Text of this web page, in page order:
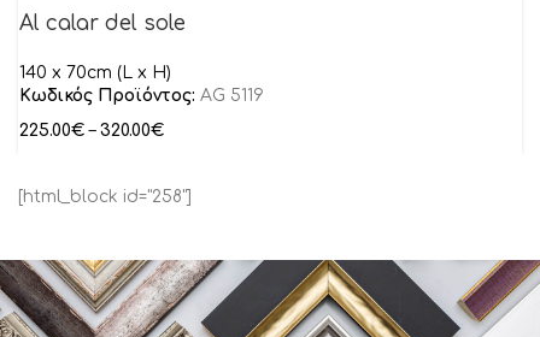
Al calar del sole
140 x 70cm (L x H)
Κωδικός Προϊόντος: AG 5119
225.00€ – 320.00€
[html_block id="258"]